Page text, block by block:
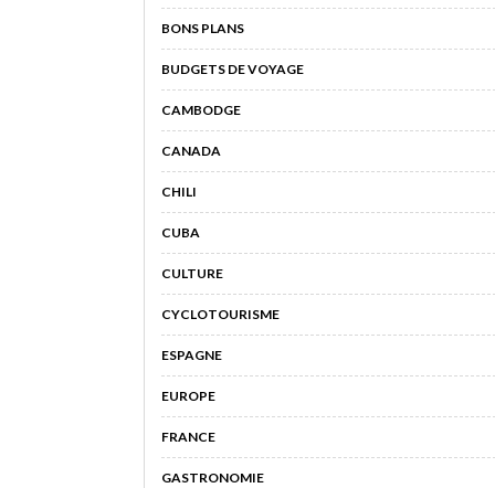
BONS PLANS
BUDGETS DE VOYAGE
CAMBODGE
CANADA
CHILI
CUBA
CULTURE
CYCLOTOURISME
ESPAGNE
EUROPE
FRANCE
GASTRONOMIE